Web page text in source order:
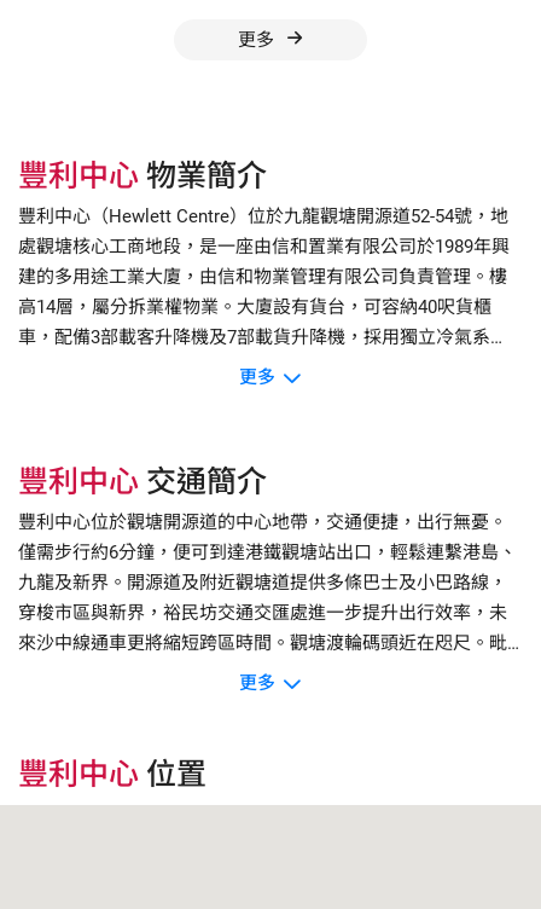
更多
豐利中心 物業簡介
豐利中心（Hewlett Centre）位於九龍觀塘開源道52-54號，地
處觀塘核心工商地段，是一座由信和置業有限公司於1989年興
建的多用途工業大廈，由信和物業管理有限公司負責管理。樓
高14層，屬分拆業權物業。大廈設有貨台，可容納40呎貨櫃
車，配備3部載客升降機及7部載貨升降機，採用獨立冷氣系
統，提供24小時出入，部分單位設有獨立洗手間及開揚景觀，
勢，吸引中小企、初創企業及工作室進駐，大廈毗鄰apm商
場、觀塘廣場及多座甲級商廈，開源道人流旺盛，商業氛圍濃
厚。其現代化設施、靈活空間及優越地段，使其成為觀塘區內
企業及創業者進駐的理想選擇。
更多
豐利中心 交通簡介
豐利中心位於觀塘開源道的中心地帶，交通便捷，出行無憂。
僅需步行約6分鐘，便可到達港鐵觀塘站出口，輕鬆連繫港島、
九龍及新界。開源道及附近觀塘道提供多條巴士及小巴路線，
穿梭市區與新界，裕民坊交通交匯處進一步提升出行效率，未
來沙中線通車更將縮短跨區時間。觀塘渡輪碼頭近在咫尺。毗
鄰觀塘繞道及東區海底隧道，駕車人士可快速前往港島或其他
豐利中心成為觀塘區企業及初創公司的熱門營商地點。
更多
豐利中心 位置